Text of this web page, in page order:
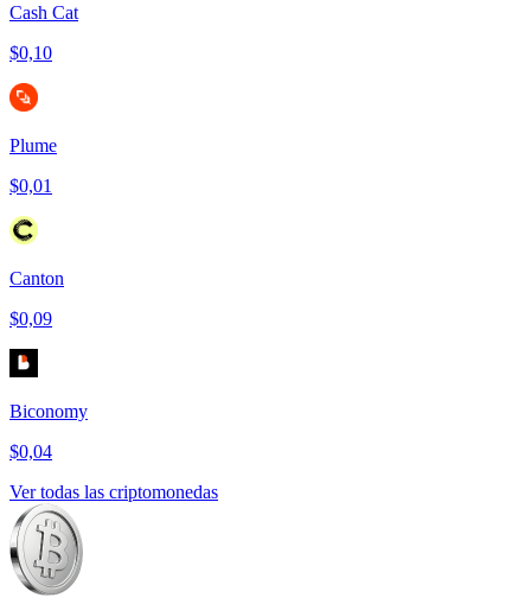
Cash Cat
$0,10
Plume
$0,01
Canton
$0,09
Biconomy
$0,04
Ver todas las criptomonedas